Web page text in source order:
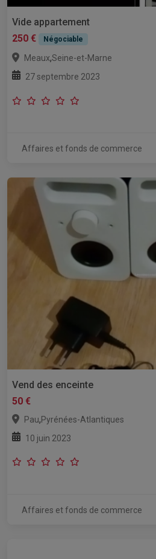
Vide appartement
250 €
Négociable
Meaux,Seine-et-Marne
27 septembre 2023
Affaires et fonds de commerce
Vend des enceinte
50 €
Pau,Pyrénées-Atlantiques
10 juin 2023
Affaires et fonds de commerce